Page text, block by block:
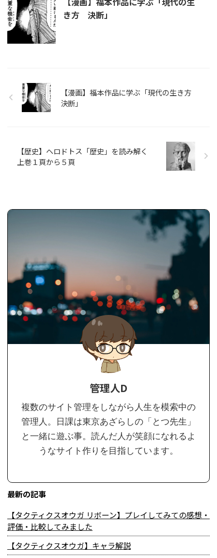
き方 決断」
【漫画】福本作品に学ぶ「現代の生き方
決断」
【歴史】ヘロドトス「歴史」を読み解く
上巻１頁から５頁
管理人D
複数のサイト管理をしながら人生を模索中の
管理人。日課は東京あざらしの「とつ先生」
と一緒に遊ぶ事。読んだ人が笑顔になれるよ
うなサイト作りを目指しています。
最新の記事
【タクティクスオウガ リボーン】プレイしてみての感想・
評価・比較してみました
【タクティクスオウガ】キャラ解説